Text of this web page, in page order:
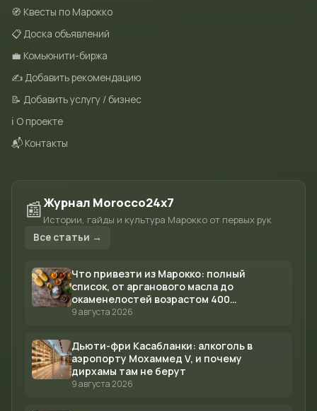
🧭 Квесты по Марокко
📋 Доска объявлений
💼 Комьюнити-биржа
✍️ Добавить рекомендацию
📝 Добавить услугу / бизнес
ℹ️ О проекте
📬 Контакты
📰Журнал Morocco24x7
Истории, гайды и культура Марокко от первых рук
Все статьи →
Что привезти из Марокко: полный
список, от арганового масла до
окаменелостей возрастом 400
миллионов лет
9 августа 2026
Дьюти-фри Касабланки: алкоголь в
аэропорту Мохаммед V, и почему
дирхамы там не берут
9 августа 2026